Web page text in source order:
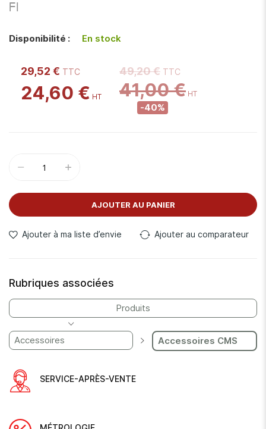
of
images
gallery
FI
Disponibilité : En stock
29,52 €
24,60 €
49,20 €
41,00 €
-40%
AJOUTER AU PANIER
Ajouter à ma liste d’envie Ajouter au comparateur
Rubriques associées
Produits
Accessoires Accessoires CMS
SERVICE-APRÈS-VENTE